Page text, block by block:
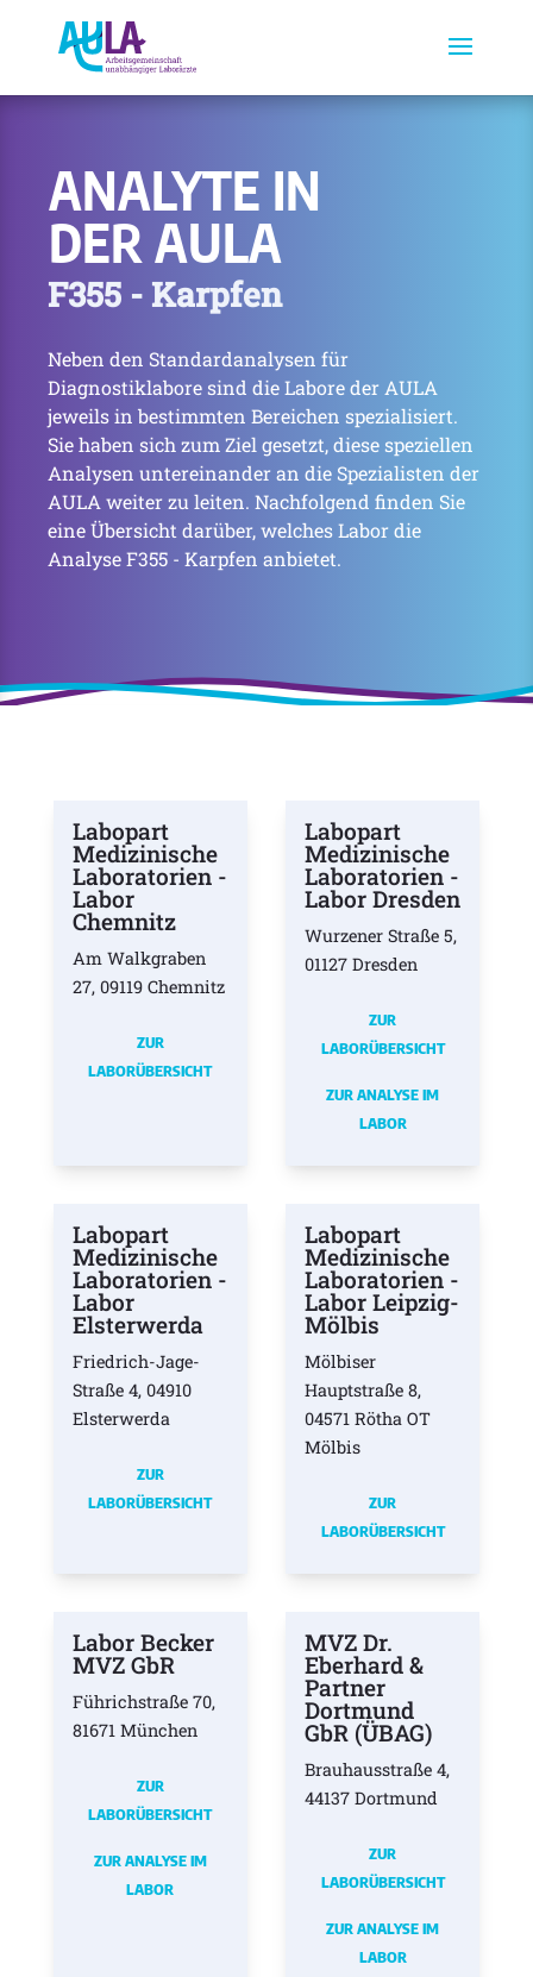
ANALYTE IN
DER AULA
F355 - Karpfen
Neben den Standardanalysen für
Diagnostiklabore sind die Labore der AULA
jeweils in bestimmten Bereichen spezialisiert.
Sie haben sich zum Ziel gesetzt, diese speziellen
Analysen untereinander an die Spezialisten der
AULA weiter zu leiten. Nachfolgend finden Sie
eine Übersicht darüber, welches Labor die
Analyse F355 - Karpfen anbietet.
Labopart
Medizinische
Laboratorien -
Labor
Chemnitz
Am Walkgraben
27, 09119 Chemnitz
ZUR
LABORÜBERSICHT
Labopart
Medizinische
Laboratorien -
Labor Dresden
Wurzener Straße 5,
01127 Dresden
ZUR
LABORÜBERSICHT
ZUR ANALYSE IM
LABOR
Labopart
Medizinische
Laboratorien -
Labor
Elsterwerda
Friedrich-Jage-
Straße 4, 04910
Elsterwerda
ZUR
LABORÜBERSICHT
Labopart
Medizinische
Laboratorien -
Labor Leipzig-
Mölbis
Mölbiser
Hauptstraße 8,
04571 Rötha OT
Mölbis
ZUR
LABORÜBERSICHT
Labor Becker
MVZ GbR
Führichstraße 70,
81671 München
ZUR
LABORÜBERSICHT
ZUR ANALYSE IM
LABOR
MVZ Dr.
Eberhard &
Partner
Dortmund
GbR (ÜBAG)
Brauhausstraße 4,
44137 Dortmund
ZUR
LABORÜBERSICHT
ZUR ANALYSE IM
LABOR